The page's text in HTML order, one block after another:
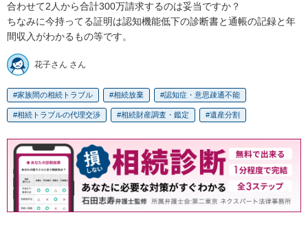
合わせて2人から合計300万請求するのは妥当ですか？
ちなみに今持ってる証明は認知機能低下の診断書と通帳の記録と年
間収入がわかるもの等です。
花子さん さん
家族間の相続トラブル 相続放棄 認知症・意思疎通不能
相続トラブルの代理交渉 相続財産調査・鑑定 遺産分割